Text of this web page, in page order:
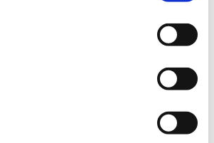
statsbidrag ska ge fler
ytterligare steg för att förbättra
och göra det mer långsiktigt